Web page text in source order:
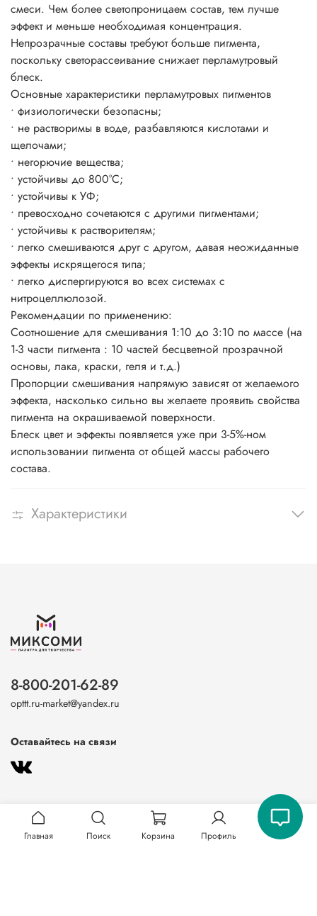
использовании пигмента от общей массы рабочего
состава.
смеси. Чем более светопроницаем состав, тем лучше
эффект и меньше необходимая концентрация.
Непрозрачные составы требуют больше пигмента,
поскольку светорассеивание снижает перламутровый
блеск.
Основные характеристики перламутровых пигментов
• физиологически безопасны;
• не растворимы в воде, разбавляются кислотами и
щелочами;
• негорючие вещества;
• устойчивы до 800°C;
• устойчивы к УФ;
• превосходно сочетаются с другими пигментами;
• устойчивы к растворителям;
• легко смешиваются друг с другом, давая неожиданные
эффекты искрящегося типа;
• легко диспергируются во всех системах с
нитроцеллюлозой.
Рекомендации по применению:
Соотношение для смешивания 1:10 до 3:10 по массе (на
1-3 части пигмента : 10 частей бесцветной прозрачной
основы, лака, краски, геля и т.д.)
Пропорции смешивания напрямую зависят от желаемого
эффекта, насколько сильно вы желаете проявить свойства
пигмента на окрашиваемой поверхности.
Блеск цвет и эффекты появляется уже при 3-5%-ном
использовании пигмента от общей массы рабочего
состава.
Характеристики
8-800-201-62-89
opttt.ru-market@yandex.ru
Оставайтесь на связи
Главная Поиск Корзина Профиль